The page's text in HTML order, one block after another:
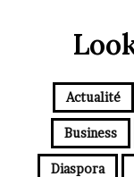
Actualité
Business
Diaspora